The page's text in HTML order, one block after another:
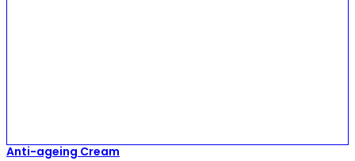
Anti-ageing Cream